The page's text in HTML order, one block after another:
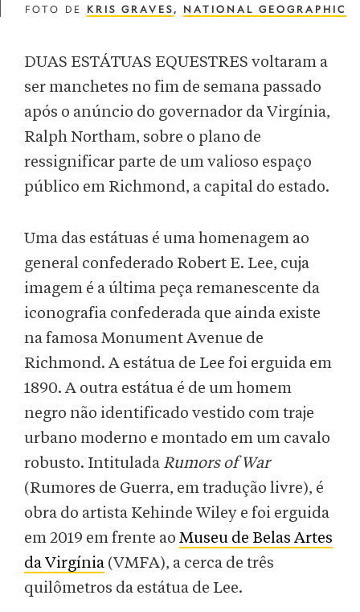
FOTO DE KRIS GRAVES, NATIONAL GEOGRAPHIC
DUAS ESTÁTUAS EQUESTRES voltaram a
ser manchetes no fim de semana passado
após o anúncio do governador da Virgínia,
Ralph Northam, sobre o plano de
ressignificar parte de um valioso espaço
público em Richmond, a capital do estado.
Uma das estátuas é uma homenagem ao
general confederado Robert E. Lee, cuja
imagem é a última peça remanescente da
iconografia confederada que ainda existe
na famosa Monument Avenue de
Richmond. A estátua de Lee foi erguida em
1890. A outra estátua é de um homem
negro não identificado vestido com traje
urbano moderno e montado em um cavalo
robusto. IntituladaRumors of War
(Rumores de Guerra, em tradução livre), é
obra do artista Kehinde Wiley e foi erguida
em 2019 em frente ao Museu de Belas Artes
da Virgínia (VMFA), a cerca de três
quilômetros da estátua de Lee.